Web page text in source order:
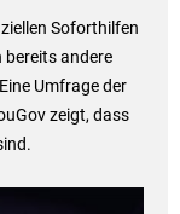
Soforthilfen
bereits andere
Umfrage der
zeigt, dass